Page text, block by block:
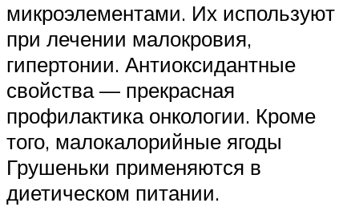
микроэлементами. Их используют
при лечении малокровия,
гипертонии. Антиоксидантные
свойства — прекрасная
профилактика онкологии. Кроме
того, малокалорийные ягоды
Грушеньки применяются в
диетическом питании.